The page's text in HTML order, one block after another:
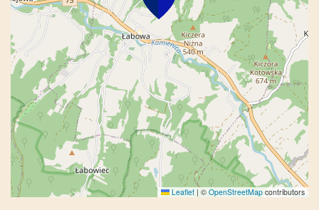
Leaflet | © OpenStreetMap contributors